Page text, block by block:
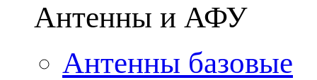
Антенны и АФУ
Антенны базовые